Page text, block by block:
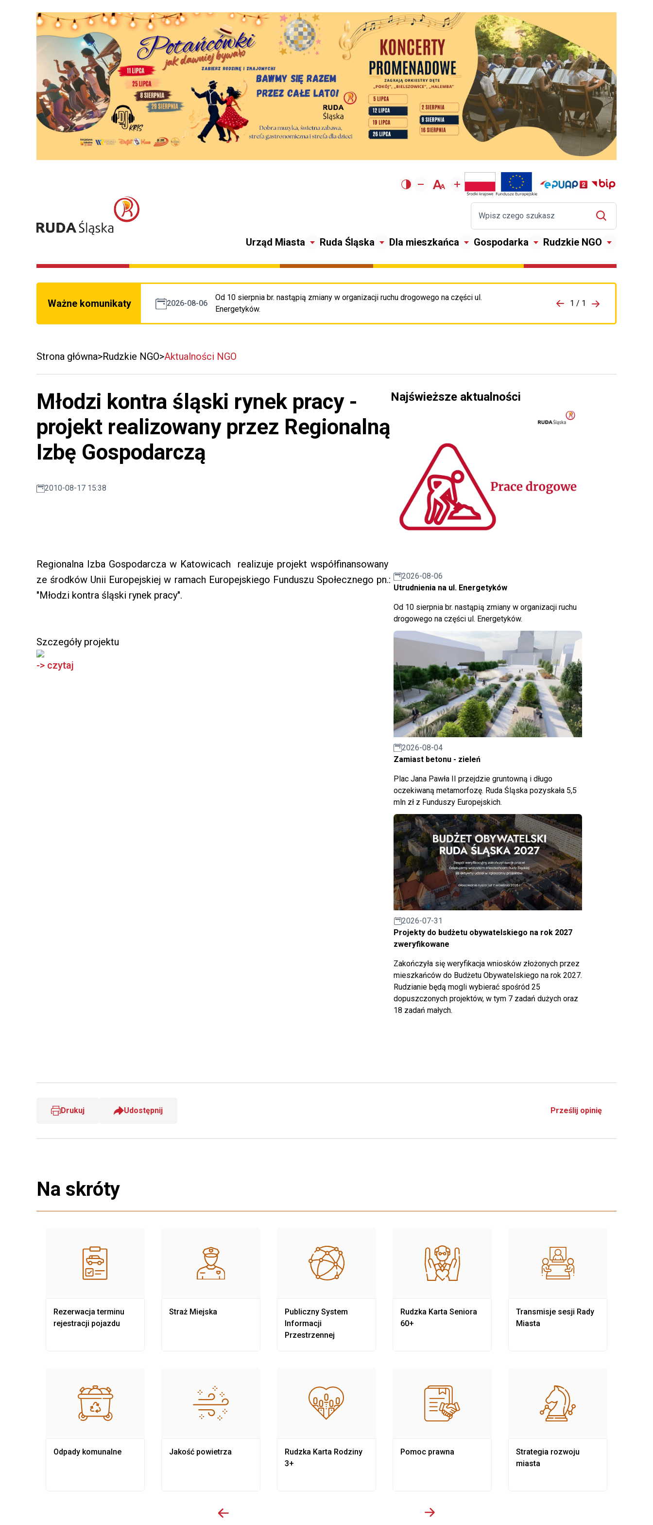
Urząd Miasta Ruda Śląska Dla mieszkańca Gospodarka Rudzkie NGO
Ważne komunikaty 2026-08-06
Od 10 sierpnia br. nastąpią zmiany w organizacji ruchu drogowego na części ul.
Energetyków.
Przejdź do porzpedniego komunikatu 1 / 1
Przejdź do
Strona główna Rudzkie NGO Aktualności NGO
Młodzi kontra śląski rynek pracy -
projekt realizowany przez Regionalną
Izbę Gospodarczą
2010-08-17 15:38
Regionalna Izba Gospodarcza w Katowicach realizuje projekt współfinansowany
ze środków Unii Europejskiej w ramach Europejskiego Funduszu Społecznego pn.:
"Młodzi kontra śląski rynek pracy".
Szczegóły projektu
-> czytaj
Najświeższe aktualności
2026-08-06
Utrudnienia na ul. Energetyków
Od 10 sierpnia br. nastąpią zmiany w organizacji ruchu
drogowego na części ul. Energetyków.
2026-08-04
Zamiast betonu - zieleń
Plac Jana Pawła II przejdzie gruntowną i długo
oczekiwaną metamorfozę. Ruda Śląska pozyskała 5,5
mln zł z Funduszy Europejskich.
2026-07-31
Projekty do budżetu obywatelskiego na rok 2027
zweryfikowane
Zakończyła się weryfikacja wniosków złożonych przez
mieszkańców do Budżetu Obywatelskiego na rok 2027.
Rudzianie będą mogli wybierać spośród 25
dopuszczonych projektów, w tym 7 zadań dużych oraz
18 zadań małych.
Drukuj Udostępnij Prześlij opinię
Na skróty
Rezerwacja terminu
rejestracji pojazdu
Odpady komunalne
Straż Miejska
Jakość powietrza
Publiczny System
Informacji
Przestrzennej
Rudzka Karta Rodziny
3+
Rudzka Karta Seniora
60+
Pomoc prawna
Transmisje sesji Rady
Miasta
Strategia rozwoju
miasta